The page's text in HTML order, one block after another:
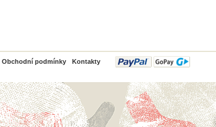
Obchodní podmínky Kontakty
PayPal